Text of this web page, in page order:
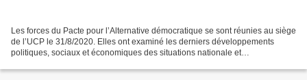
Les forces du Pacte pour l’Alternative démocratique se sont réunies au siège
de l’UCP le 31/8/2020. Elles ont examiné les derniers développements
politiques, sociaux et économiques des situations nationale et